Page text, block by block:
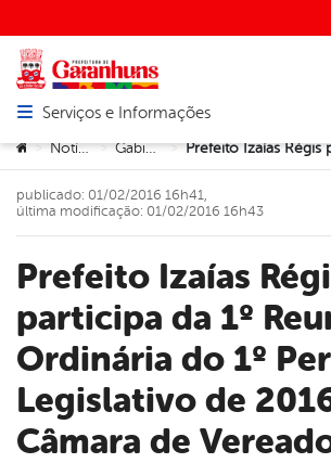
Abrir menu principal de navegação
Serviços e Informações
Você está aqui:
> Notícias > Gabinete >
Prefeito Izaías Régis
participa da 1º
Ordinária do 1º
Legislativo de
Câmara de
publicado: 01/02/2016 16h41,
última modificação: 01/02/2016 16h43